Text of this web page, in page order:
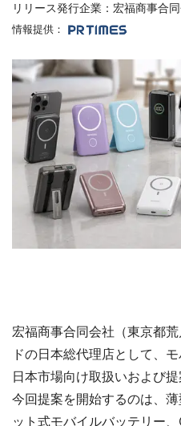
リリース発行企業：宏福商事合
情報提供：
宏福商事合同会社（東京都
ドの日本総代理店として、
日本市場向け取扱いおよび提
今回提案を開始するのは、
ット式モバイルバッテリー